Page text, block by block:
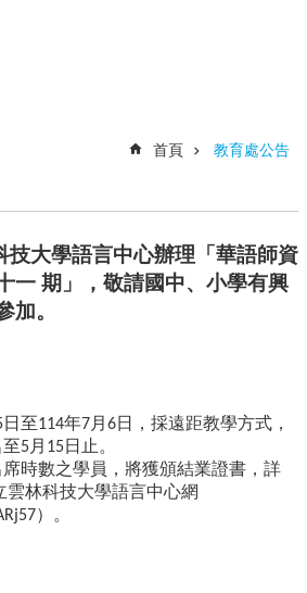
首頁 教育處公告
技大學語言中心辦理「華語師資
一 期」，敬請國中、小學有興
加。
日至114年7月 6日，採遠距教學方式，
5月 15日止。
時數之學員，將獲頒結業證書，詳
雲林科技大學語言中心網
）。